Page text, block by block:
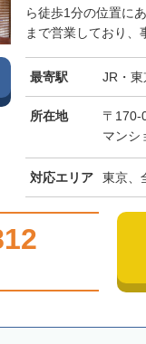
ら徒歩1分の位置に
まで営業しており、
最寄駅 JR・
所在地
〒170-
マンシ
対応エリア 東京、